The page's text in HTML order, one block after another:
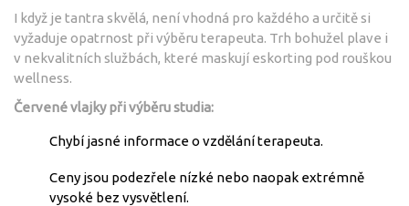
I když je tantra skvělá, není vhodná pro každého a určitě si
vyžaduje opatrnost při výběru terapeuta. Trh bohužel plave i
v nekvalitních službách, které maskují eskorting pod rouškou
wellness.
Červené vlajky při výběru studia:
Chybí jasné informace o vzdělání terapeuta.
Ceny jsou podezřele nízké nebo naopak extrémně
vysoké bez vysvětlení.